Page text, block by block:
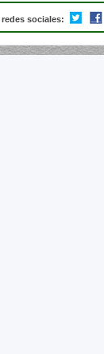
sociales: